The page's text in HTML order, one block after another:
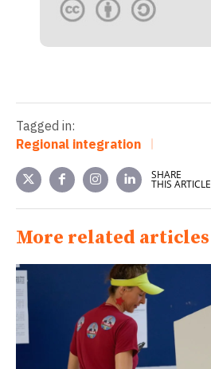
Tagged in:
Regional integration
SHARE
THIS ARTICLE
More related articles